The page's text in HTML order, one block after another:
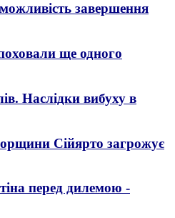
завершення
ще одного
Наслідки вибуху в
Сійярто загрожує
перед дилемою -